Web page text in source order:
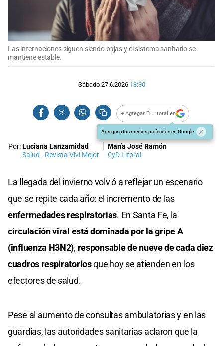
Las internaciones siguen siendo bajas y el sistema sanitario se
mantiene estable.
Sábado 27.6.2026 13:30
+ Agregar El Litoral en
Agregar a tus medios preferidos en Google
Por:Luciana Lanzamidad
Salud - Revista Viví Mejor
María José Ramón
CyD Litoral.
La llegada del invierno volvió a reflejar un escenario
que se repite cada año: el incremento de las
enfermedades respiratorias. En Santa Fe, la
circulación viral está dominada por la gripe A
(influenza H3N2), responsable de nueve de cada diez
cuadros respiratoriosque hoy se atienden en los
efectores de salud.
Pese al aumento de consultas ambulatorias y en las
guardias, las autoridades sanitarias aclaron que la